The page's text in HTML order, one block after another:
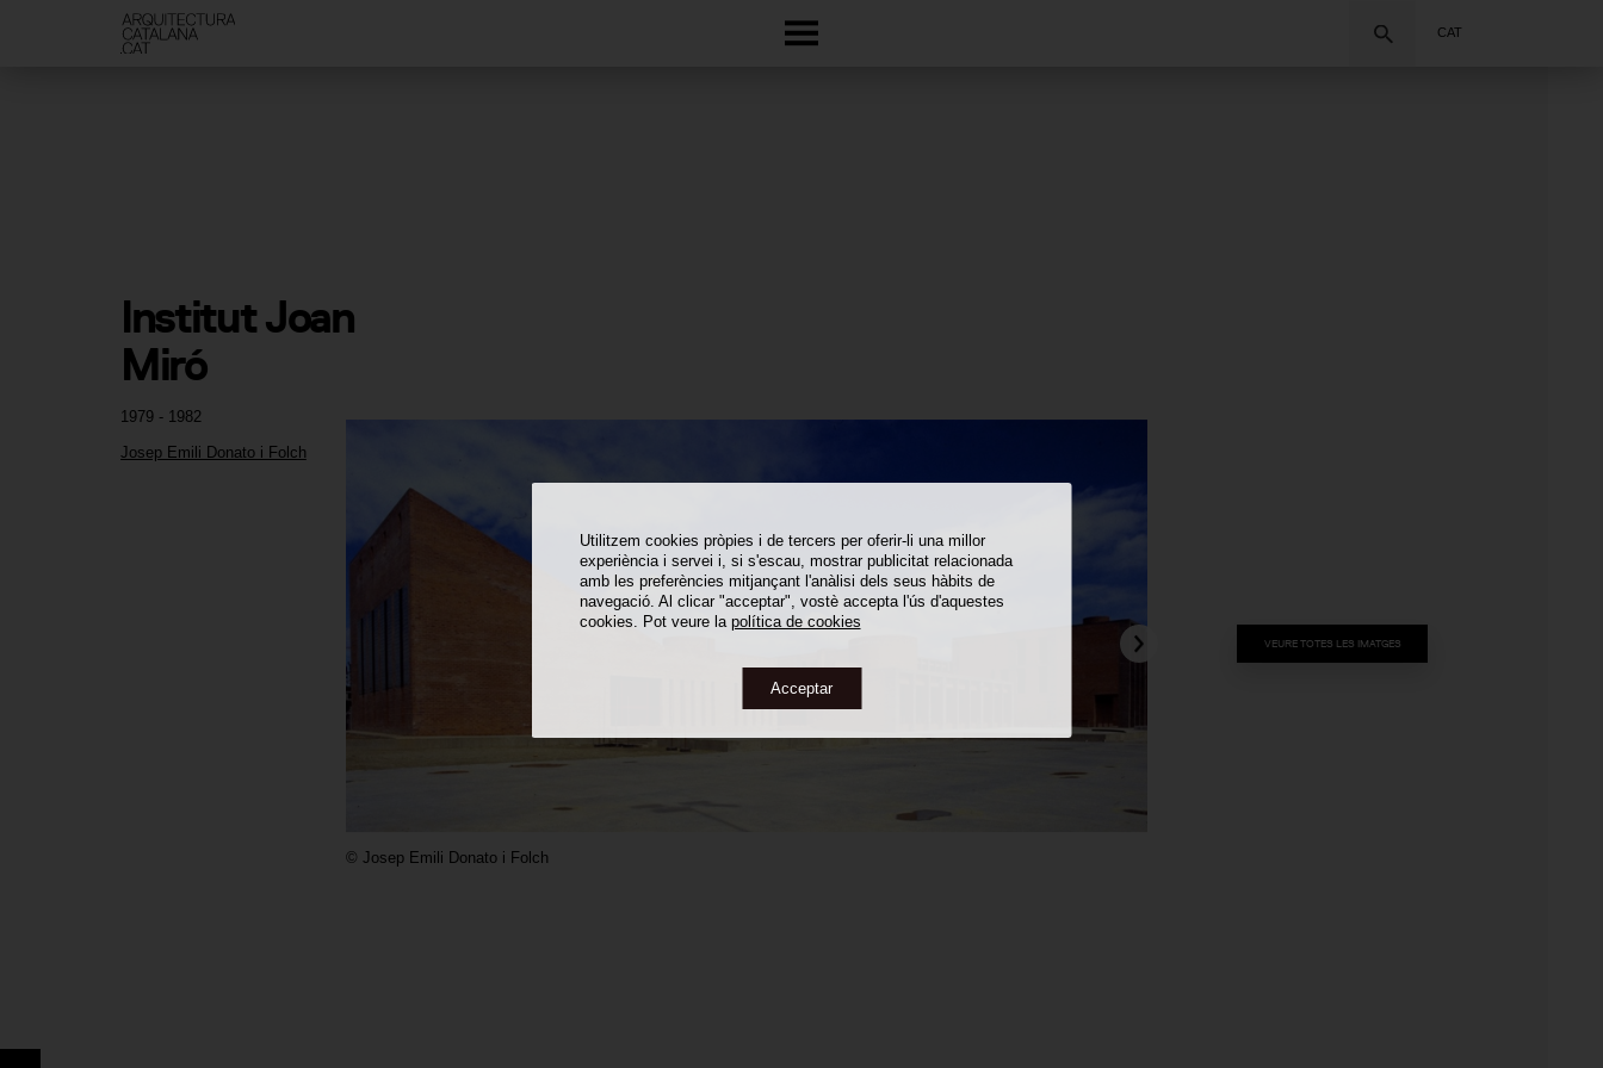
Utilitzem cookies pròpies i de tercers per oferir-li una millor
experiència i servei i, si s'escau, mostrar publicitat relacionada
amb les preferències mitjançant l'anàlisi dels seus hàbits de
navegació. Al clicar "acceptar", vostè accepta l'ús d'aquestes
cookies. Pot veure la política de cookies
Acceptar
CAT
1979 - 1982
Josep Emili Donato i Folch
Institut Joan
Miró
©Josep Emili Donato i Folch
VEURE TOTES LES IMATGES